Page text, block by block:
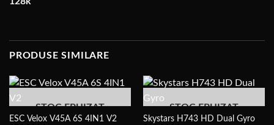
PRODUSE SIMILARE
STOC EPUIZAT
ESC Velox V45A 6S 4IN1 V2
STOC EPUIZAT
Skystars H743 HD Dual Gyro